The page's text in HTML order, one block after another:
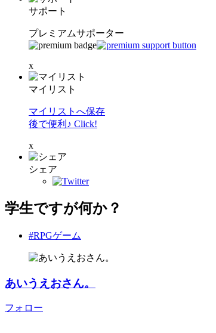
サポート
プレミアムサポーター
x
マイリスト
マイリストへ保存
後で便利♪ Click!
x
シェア
学生ですが何か？
#RPGゲーム
あいうえおさん。
フォロー